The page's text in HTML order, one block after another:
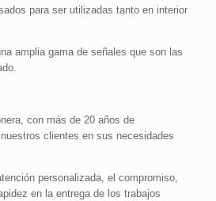
para ser utilizadas tanto en interior
amplia gama de señales que son las
con más de 20 años de
clientes en sus necesidades
personalizada, el compromiso,
en la entrega de los trabajos